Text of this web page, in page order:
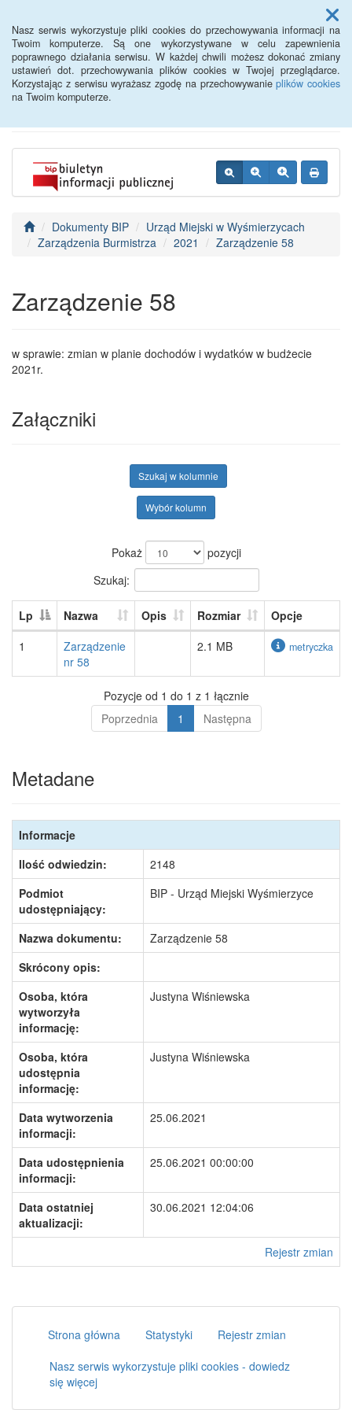
Nasz serwis wykorzystuje pliki cookies do przechowywania informacji na
Twoim komputerze. Są one wykorzystywane w celu zapewnienia
poprawnego działania serwisu. W każdej chwili możesz dokonać zmiany
ustawień dot. przechowywania plików cookies w Twojej przeglądarce.
Korzystając z serwisu wyrażasz zgodę na przechowywanieplików cookies
na Twoim komputerze.
Menu
BIP - Urząd Miejski
Wyśmierzyce
Dokumenty BIP
Urząd Miejski w Wyśmierzycach
Zarządzenia Burmistrza
2021 Zarządzenie 58
Zarządzenie 58
w sprawie: zmian w planie dochodów i wydatków w budżecie
2021r.
Załączniki
Szukaj w kolumnie
Wybór kolumn
Pokaż
pozycji
Szukaj:
Lp Nazwa Opis Rozmiar
Opcje
1
Zarządzenie
nr 58
2.1 MB metryczka
Pozycje od 1 do 1 z 1 łącznie
Poprzednia
1 Następna
Metadane
Informacje
Ilość odwiedzin:
2148
Podmiot
udostępniający:
BIP - Urząd Miejski Wyśmierzyce
Nazwa dokumentu:
Zarządzenie 58
Skrócony opis:
Osoba, która
wytworzyła
informację:
Justyna Wiśniewska
Osoba, która
udostępnia
informację:
Justyna Wiśniewska
Data wytworzenia
informacji:
25.06.2021
Data udostępnienia
informacji:
25.06.2021 00:00:00
Data ostatniej
aktualizacji:
30.06.2021 12:04:06
Rejestr zmian
Strona główna Statystyki
Rejestr zmian
Nasz serwis wykorzystuje pliki cookies - dowiedz
się więcej